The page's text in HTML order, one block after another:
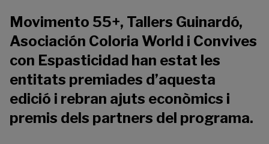
Movimento 55+, Tallers Guinardó,
Asociación Coloria World i Convives
con Espasticidad han estat les
entitats premiades d’aquesta
edició i rebran ajuts econòmics i
premis dels partners del programa.